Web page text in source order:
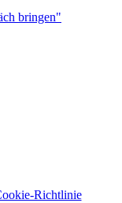
bringen"
Richtlinie